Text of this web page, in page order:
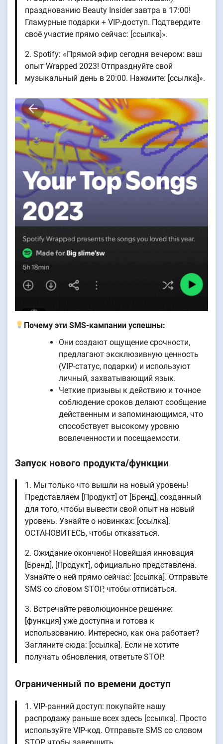
празднованию Beauty Insider завтра в 17:00!
Гламурные подарки + VIP-доступ. Подтвердите
своё участие прямо сейчас: [ссылка]».
2. Spotify: «Прямой эфир сегодня вечером: ваш
опыт Wrapped 2023! Отпразднуйте свой
музыкальный день в 20:00. Нажмите: [ссылка]».
Почему эти SMS-кампании успешны:
Они создают ощущение срочности,
предлагают эксклюзивную ценность
(VIP-статус, подарки) и используют
личный, захватывающий язык.
Четкие призывы к действию и точное
соблюдение сроков делают сообщение
действенным и запоминающимся, что
способствует высокому уровню
вовлеченности и посещаемости.
Запуск нового продукта/функции
1. Мы только что вышли на новый уровень!
Представляем [Продукт] от [Бренд], созданный
для того, чтобы вывести свой опыт на новый
уровень. Узнайте о новинках: [ссылка].
ОСТАНОВИТЕСЬ, чтобы отказаться.
2. Ожидание окончено! Новейшая инновация
[Бренд], [Продукт], официально представлена.
Узнайте о ней прямо сейчас: [ссылка]. Отправьте
SMS со словом STOP, чтобы отписаться.
3. Встречайте революционное решение:
[функция] уже доступна и готова к
использованию. Интересно, как она работает?
Загляните сюда: [ссылка]. Если не хотите
получать обновления, ответьте STOP.
Ограниченный по времени доступ
1. VIP-ранний доступ: покупайте нашу
распродажу раньше всех здесь [ссылка]. Просто
используйте VIP-код. Отправьте SMS со словом